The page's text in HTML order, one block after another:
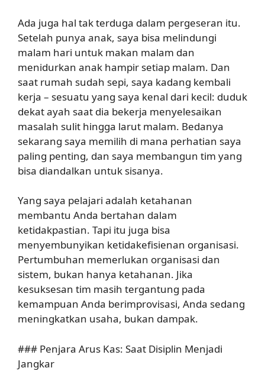
Ada juga hal tak terduga dalam pergeseran itu.
Setelah punya anak, saya bisa melindungi
malam hari untuk makan malam dan
menidurkan anak hampir setiap malam. Dan
saat rumah sudah sepi, saya kadang kembali
kerja – sesuatu yang saya kenal dari kecil: duduk
dekat ayah saat dia bekerja menyelesaikan
masalah sulit hingga larut malam. Bedanya
sekarang saya memilih di mana perhatian saya
paling penting, dan saya membangun tim yang
bisa diandalkan untuk sisanya.
Yang saya pelajari adalah ketahanan
membantu Anda bertahan dalam
ketidakpastian. Tapi itu juga bisa
menyembunyikan ketidakefisienan organisasi.
Pertumbuhan memerlukan organisasi dan
sistem, bukan hanya ketahanan. Jika
kesuksesan tim masih tergantung pada
kemampuan Anda berimprovisasi, Anda sedang
meningkatkan usaha, bukan dampak.
### Penjara Arus Kas: Saat Disiplin Menjadi
Jangkar